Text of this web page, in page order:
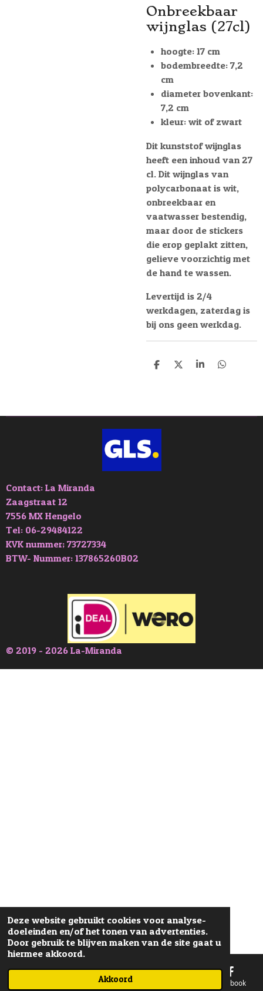
Deze website gebruikt cookies voor analyse-
doeleinden en/of het tonen van advertenties.
Door gebruik te blijven maken van de site gaat u
hiermee akkoord.
Akkoord
Onbreekbaar
wijnglas (27cl)
hoogte: 17 cm
bodembreedte: 7,2
cm
diameter bovenkant:
7,2 cm
kleur: wit of zwart
Dit kunststof wijnglas
heeft een inhoud van 27
cl. Dit wijnglas van
polycarbonaat is wit,
onbreekbaar en
vaatwasser bestendig,
maar door de stickers
die erop geplakt zitten,
gelieve voorzichtig met
de hand te wassen.
Levertijd is 2/4
werkdagen, zaterdag is
bij ons geen werkdag.
D
D
S
D
Contact: La Miranda
Zaagstraat 12
7556 MX Hengelo
Tel: 06-29484122
KVK nummer; 73727334
BTW- Nummer: 137865260B02
© 2019 - 2026 La-Miranda
Telefoonnummer Facebook